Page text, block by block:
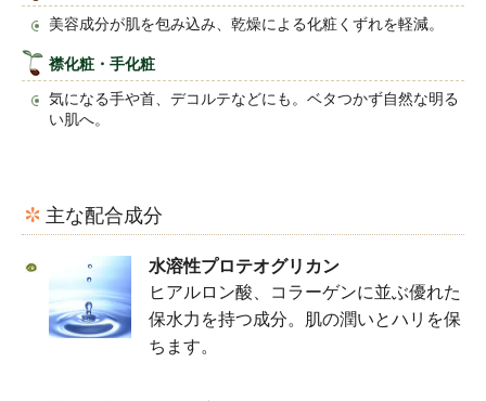
美容成分が肌を包み込み、乾燥による化粧くずれを軽減。
襟化粧・手化粧
気になる手や首、デコルテなどにも。ベタつかず自然な明る
い肌へ。
主な配合成分
水溶性プロテオグリカン
ヒアルロン酸、コラーゲンに並ぶ優れた
保水力を持つ成分。肌の潤いとハリを保
ちます。